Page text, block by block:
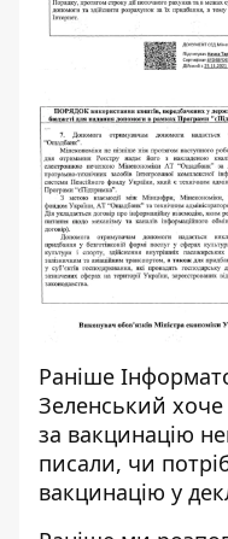
Раніше І
Зеленський
за вакцинацію
писали, чи
вакцинацію у